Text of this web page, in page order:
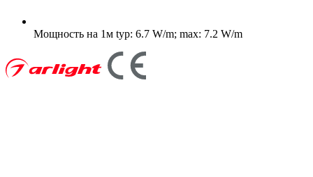
Мощность на 1м typ: 6.7 W/m; max: 7.2 W/m